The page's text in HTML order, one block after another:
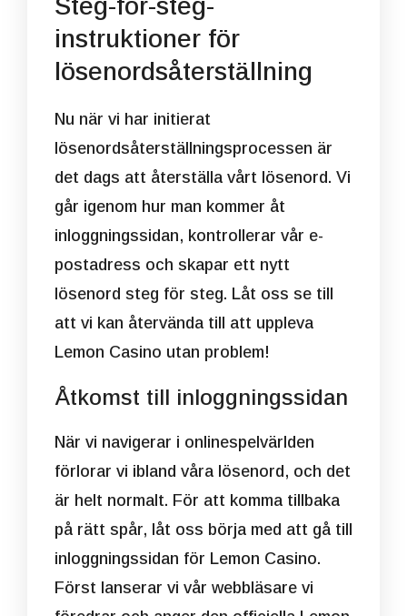
Steg-för-steg-
instruktioner för
lösenordsåterställning
Nu när vi har initierat
lösenordsåterställningsprocessen är
det dags att återställa vårt lösenord. Vi
går igenom hur man kommer åt
inloggningssidan, kontrollerar vår e-
postadress och skapar ett nytt
lösenord steg för steg. Låt oss se till
att vi kan återvända till att uppleva
Lemon Casino utan problem!
Åtkomst till inloggningssidan
När vi navigerar i onlinespelvärlden
förlorar vi ibland våra lösenord, och det
är helt normalt. För att komma tillbaka
på rätt spår, låt oss börja med att gå till
inloggningssidan för Lemon Casino.
Först lanserar vi vår webbläsare vi